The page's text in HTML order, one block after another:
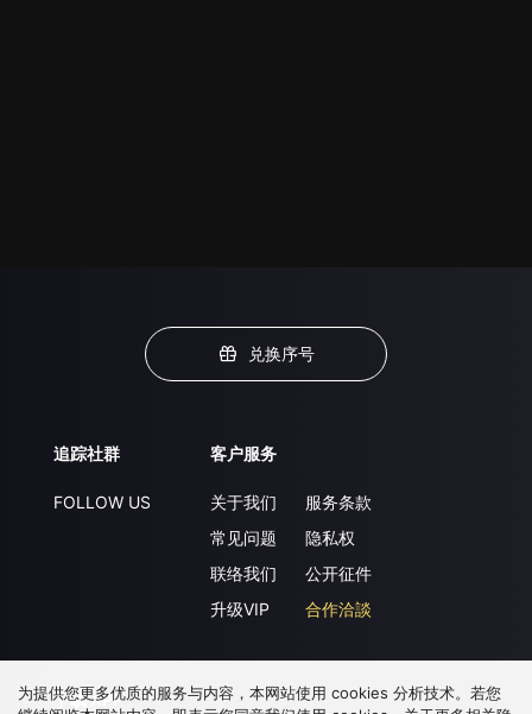
兑换序号
追踪社群
FOLLOW US
客户服务
关于我们
常见问题
联络我们
升级VIP
服务条款
隐私权
公开征件
合作洽談
下载 APP
为提供您更多优质的服务与内容，本网站使用 cookies 分析技术。若您